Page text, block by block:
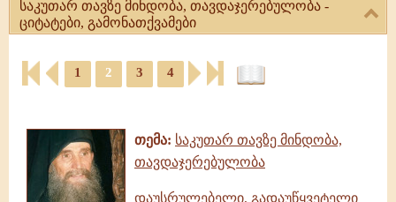
საკუთარ თავზე მინდობა, თავდაჯერებულობა -
ციტატები, გამონათქვამები
თავზე
მინდობა,
ციტატები,
გამონათქვამები
საკუთარ
თავზე
გამონათქვამები
1 2 3 4
თემა: საკუთარ თავზე მინდობა,
თავდაჯერებულობა
დაუსრულებელი, გადაუწყვეტელი